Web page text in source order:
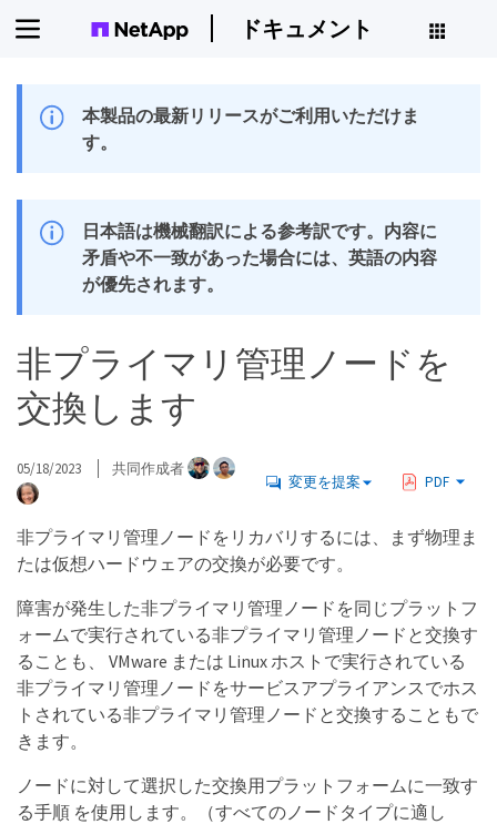
ドキュメント
本製品の最新リリースがご利用いただけま
す。
日本語は機械翻訳による参考訳です。内容に
矛盾や不一致があった場合には、英語の内容
が優先されます。
非プライマリ管理ノードを
交換します
05/18/2023 共同作成者
変更を提案 PDF
非プライマリ管理ノードをリカバリするには、まず物理ま
たは仮想ハードウェアの交換が必要です。
障害が発生した非プライマリ管理ノードを同じプラットフ
ォームで実行されている非プライマリ管理ノードと交換す
ることも、 VMware または Linux ホストで実行されている
非プライマリ管理ノードをサービスアプライアンスでホス
トされている非プライマリ管理ノードと交換することもで
きます。
ノードに対して選択した交換用プラットフォームに一致す
る手順 を使用します。（すべてのノードタイプに適し